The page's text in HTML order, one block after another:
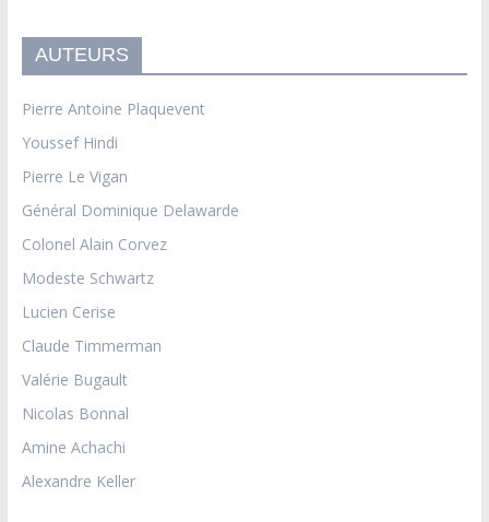
AUTEURS
Pierre Antoine Plaquevent
Youssef Hindi
Pierre Le Vigan
Général Dominique Delawarde
Colonel Alain Corvez
Modeste Schwartz
Lucien Cerise
Claude Timmerman
Valérie Bugault
Nicolas Bonnal
Amine Achachi
Alexandre Keller